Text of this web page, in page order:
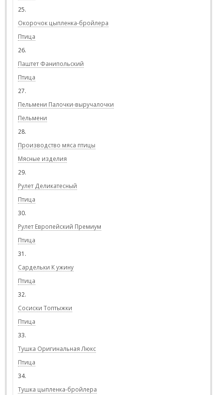
25.
Окорочок цыпленка-бройлера
Птица
26.
Паштет Фанипольский
Птица
27.
Пельмени Палочки-выручалочки
Пельмени
28.
Производство мяса птицы
Мясные изделия
29.
Рулет Деликатесный
Птица
30.
Рулет Европейский Премиум
Птица
31.
Сардельки К ужину
Птица
32.
Сосиски Топтыжки
Птица
33.
Тушка Оригинальная Люкс
Птица
34.
Тушка цыпленка-бройлера